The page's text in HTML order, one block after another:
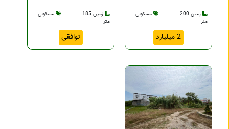
زمین 200
متر
مسکونی
2 میلیارد
زمین 185
متر
مسکونی
توافقی